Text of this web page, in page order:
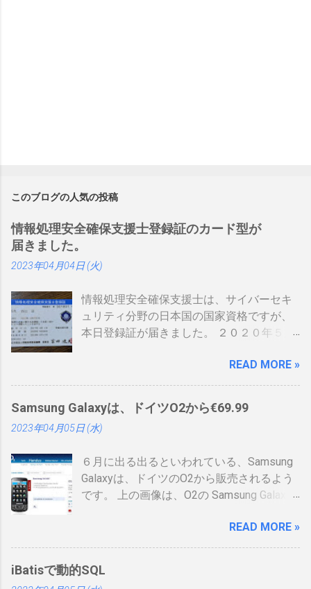
このブログの人気の投稿
情報処理安全確保支援士登録証のカード型が
届きました。
2023年04月04日 (火)
情報処理安全確保支援士は、サイバーセキ
ュリティ分野の日本国の国家資格ですが、
本日登録証が届きました。 ２０２０年５月
登場しました。 制度見直しについて：
https://www.ipa.go.jp/siensi/kaisei.html 情報
処理安全確保支援士の情報は、あまりネッ
トに上がっていないので、情報共有です。
表 パット見て車の免許証みたい。いや保険
ールドと色が変わるらしい。（ゴールドと
か運転免許みたい）、でもこれって、せっ
かく作ったのに、今のデジタル庁云々の話
てしまい短い命なのではないかなと思った
りします。 カードの色について：
https://www.ipa.go.jp/siensi/toberiss/index.
html ※生年月日の部分だけ加工しました。
READ MORE »
Samsung Galaxyは、ドイツO2から€69.99
2023年04月05日 (水)
６月に出る出るといわれている、Samsung
Galaxyは、ドイツのO2から販売されるよう
です。 上の画像は、O2の Samsung Galaxy
すが、何が書いてあるのかわかりません。
ためしにカートに入れる動作をしてみまし
せんでした。 現状では、Android端末はHTC
READ MORE »
iBatisで動的SQL